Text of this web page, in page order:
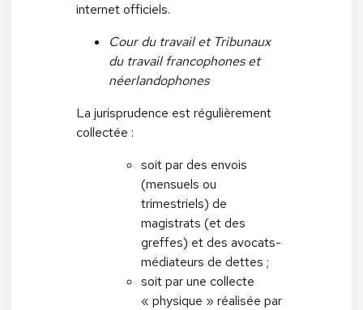
internet officiels.
Cour du travail et Tribunaux
du travail francophones et
néerlandophones
La jurisprudence est régulièrement
collectée :
soit par des envois
(mensuels ou
trimestriels) de
magistrats (et des
greffes) et des avocats-
médiateurs de dettes ;
soit par une collecte
« physique » réalisée par